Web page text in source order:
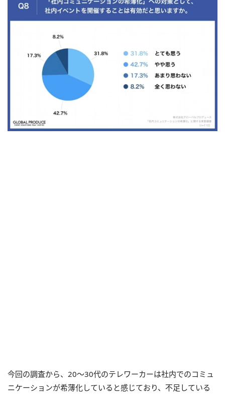
今回の調査から、20～30代のテレワーカーは社内でのコミュ
ニケーションが希薄化していると感じており、不足している